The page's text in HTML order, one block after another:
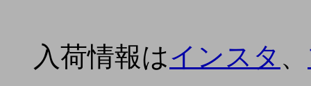
入荷情報はインスタ 、